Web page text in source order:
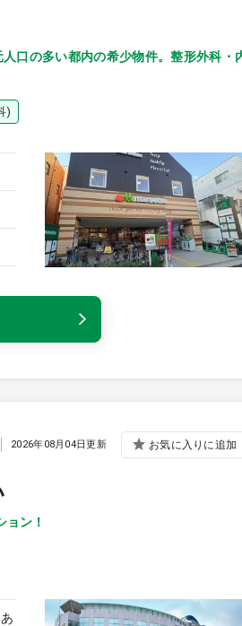
口の多い都内の希少物件。整形外科・
)
ン！
2026年08月04日更新 お気に入りに追加